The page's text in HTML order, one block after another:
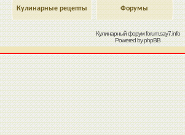
Кулинарные рецепты Форумы
Кулинарный форумforum.say7.info
Powered byphpBB